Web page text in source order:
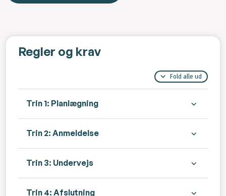
Regler og krav
Fold alle ud
Trin 1: Planlægning
Trin 2: Anmeldelse
Trin 3: Undervejs
Trin 4: Afslutning